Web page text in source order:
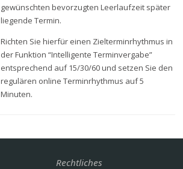
gewünschten bevorzugten Leerlaufzeit später
liegende Termin.
Richten Sie hierfür einen Zielterminrhythmus in
der Funktion “Intelligente Terminvergabe”
entsprechend auf 15/30/60 und setzen Sie den
regulären online Terminrhythmus auf 5
Minuten.
Rechtliches